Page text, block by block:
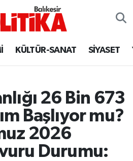
KÜLTÜR-SANAT SİYASET
26 Bin 673
Başlıyor mu?
2026
Durumu:
Haritası
ve Fikstür